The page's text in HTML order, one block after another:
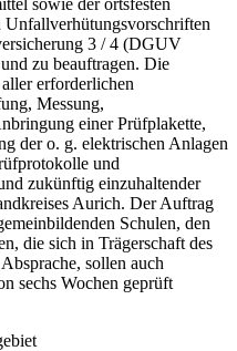
Unfallverhütungsvorschriften
3 / 4 (DGUV
zu beauftragen. Die
erforderlichen
Messung,
einer Prüfplakette,
der o. g. elektrischen Anlagen
und
zukünftig einzuhaltender
Aurich. Der Auftrag
Schulen, den
die sich in Trägerschaft des
sollen auch
sechs Wochen geprüft